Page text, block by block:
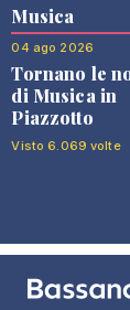
Musica
04 ago 2026
Tornano le
di Musica in
Piazzotto
Visto 6.069 volte